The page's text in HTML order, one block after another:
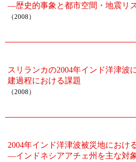
―歴史的事象と都市空間・地震リ
（2008）
スリランカの2004年インド洋津波
建過程における課題
（2008）
2004年インド洋津波被災地におけ
―インドネシアアチェ州を主な対